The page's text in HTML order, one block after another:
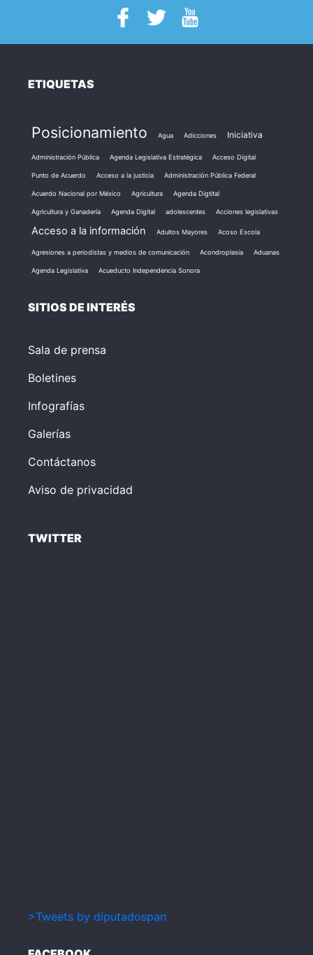
ETIQUETAS
Posicionamiento Agua Adicciones Iniciativa
Administración Pública Agenda Legislativa Estratégica Acceso Digital
Punto de Acuerdo Acceso a la justicia Administración Pública Federal
Acuerdo Nacional por México Agricultura Agenda Digtital
Agricultura y Ganadería Agenda Digital adolescentes Acciones legislativas
Acceso a la información Adultos Mayores Acoso Escola
Agresiones a periodistas y medios de comunicación Acondroplasia Aduanas
Agenda Legislativa Acueducto Independencia Sonora
SITIOS DE INTERÉS
Sala de prensa
Boletines
Infografías
Galerías
Contáctanos
Aviso de privacidad
TWITTER
>Tweets by diputadospan